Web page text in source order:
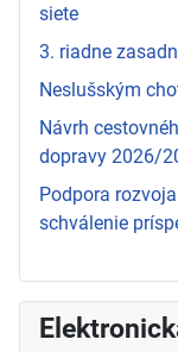
siete
3. riadne
Neslušským
Návrh
dopravy 2026/
Podpora
schválenie